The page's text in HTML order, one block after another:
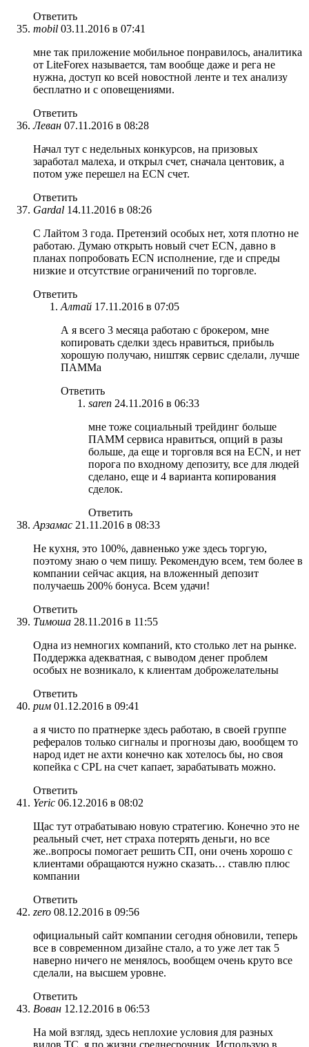
Ответить
mobil 03.11.2016 в 07:41
мне так приложение мобильное понравилось, аналитика
от LiteForex называется, там вообще даже и рега не
нужна, доступ ко всей новостной ленте и тех анализу
бесплатно и с оповещениями.
Ответить
Леван 07.11.2016 в 08:28
Начал тут с недельных конкурсов, на призовых
заработал малеха, и открыл счет, сначала центовик, а
потом уже перешел на ECN счет.
Ответить
Gardal 14.11.2016 в 08:26
С Лайтом 3 года. Претензий особых нет, хотя плотно не
работаю. Думаю открыть новый счет ECN, давно в
планах попробовать ECN исполнение, где и спреды
низкие и отсутствие ограничений по торговле.
Ответить
Алтай 17.11.2016 в 07:05
А я всего 3 месяца работаю с брокером, мне
копировать сделки здесь нравиться, прибыль
хорошую получаю, ништяк сервис сделали, лучше
ПАММа
Ответить
saren 24.11.2016 в 06:33
мне тоже социальный трейдинг больше
ПАММ сервиса нравиться, опций в разы
больше, да еще и торговля вся на ECN, и нет
порога по входному депозиту, все для людей
сделано, еще и 4 варианта копирования
сделок.
Ответить
Арзамас 21.11.2016 в 08:33
Не кухня, это 100%, давненько уже здесь торгую,
поэтому знаю о чем пишу. Рекомендую всем, тем более в
компании сейчас акция, на вложенный депозит
получаешь 200% бонуса. Всем удачи!
Ответить
Тимоша 28.11.2016 в 11:55
Одна из немногих компаний, кто столько лет на рынке.
Поддержка адекватная, с выводом денег проблем
особых не возникало, к клиентам доброжелательны
Ответить
рим 01.12.2016 в 09:41
а я чисто по пратнерке здесь работаю, в своей группе
рефералов только сигналы и прогнозы даю, вообщем то
народ идет не ахти конечно как хотелось бы, но своя
копейка с CPL на счет капает, зарабатывать можно.
Ответить
Yeric 06.12.2016 в 08:02
Щас тут отрабатываю новую стратегию. Конечно это не
реальный счет, нет страха потерять деньги, но все
же..вопросы помогает решить СП, они очень хорошо с
клиентами обращаются нужно сказать… ставлю плюс
компании
Ответить
zero 08.12.2016 в 09:56
официальный сайт компании сегодня обновили, теперь
все в современном дизайне стало, а то уже лет так 5
наверно ничего не менялось, вообщем очень круто все
сделали, на высшем уровне.
Ответить
Вован 12.12.2016 в 06:53
На мой взгляд, здесь неплохие условия для разных